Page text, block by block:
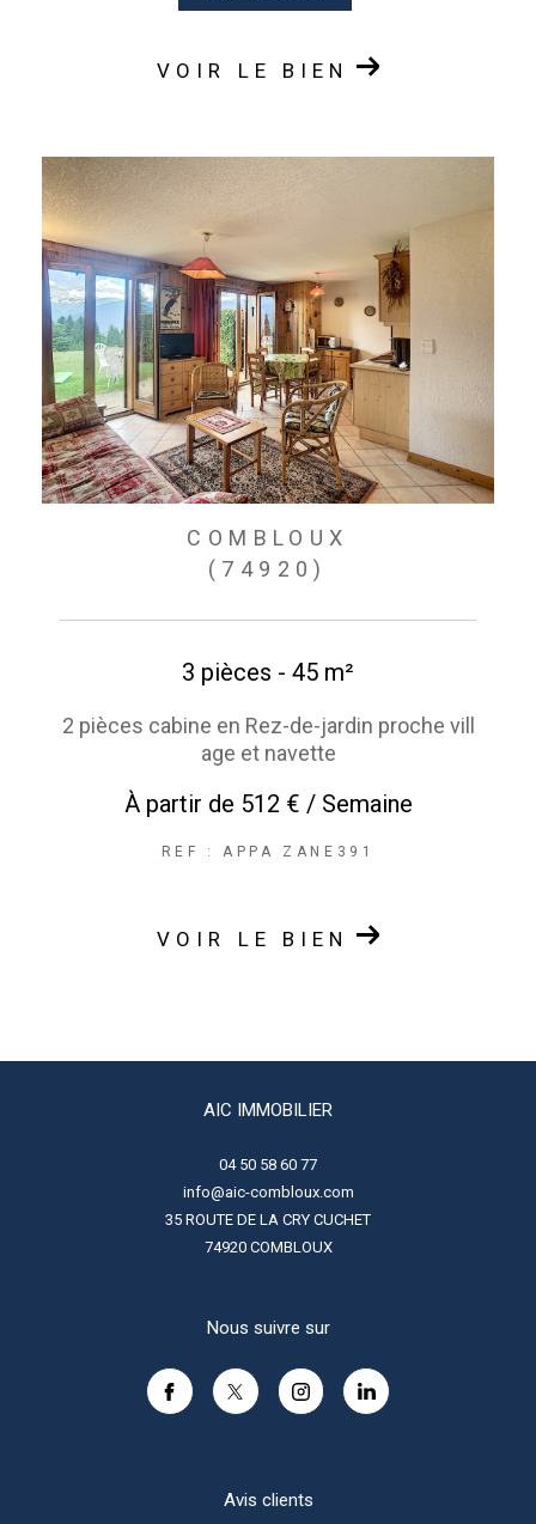
VOIR LE BIEN
COMBLOUX
(74920)
3 pièces - 45 m²
2 pièces cabine en Rez-de-jardin proche vill
age et navette
À partir de 512 € / Semaine
REF : APPA ZANE391
VOIR LE BIEN
AIC IMMOBILIER
04 50 58 60 77
info@aic-combloux.com
35 ROUTE DE LA CRY CUCHET
74920
COMBLOUX
Nous suivre sur
Avis clients